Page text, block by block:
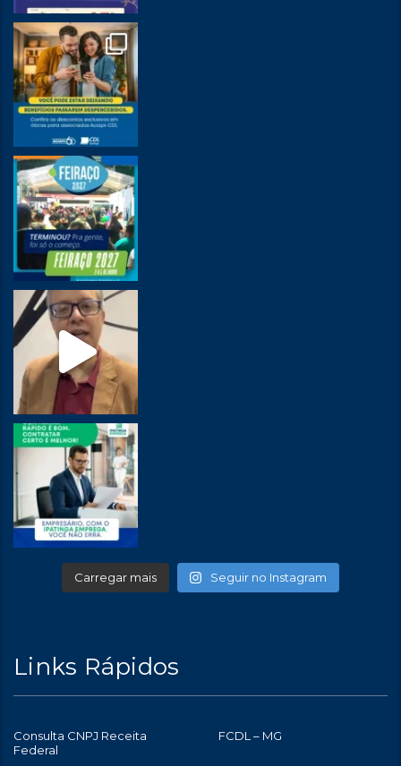
Carregar mais Seguir no Instagram
Links Rápidos
Consulta CNPJ Receita
Federal
FCDL – MG